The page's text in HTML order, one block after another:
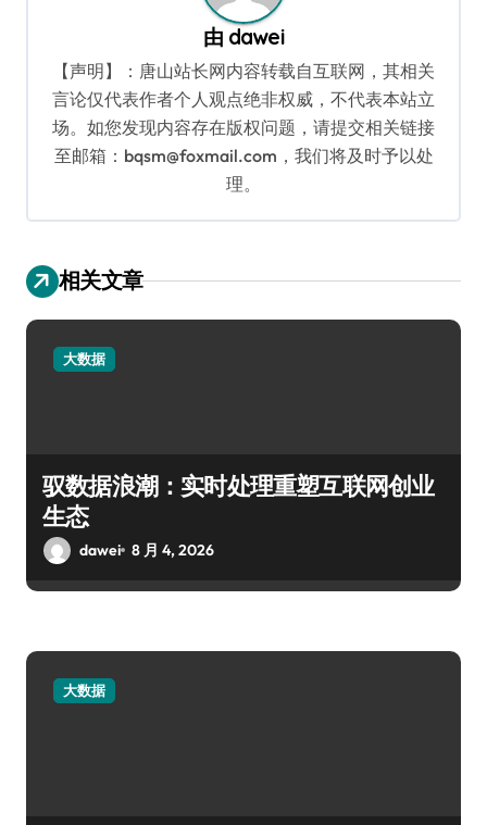
由 dawei
【声明】：唐山站长网内容转载自互联网，其相关
言论仅代表作者个人观点绝非权威，不代表本站立
场。如您发现内容存在版权问题，请提交相关链接
至邮箱：bqsm@foxmail.com，我们将及时予以处
理。
相关文章
大数据
驭数据浪潮：实时处理重塑互联网创业
生态
dawei 8 月 4, 2026
大数据